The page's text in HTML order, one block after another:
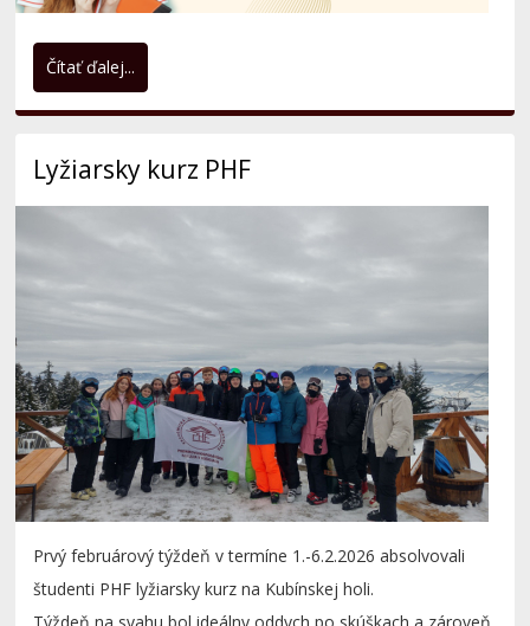
Prvý februárový týždeň v termíne 1.-6.2.2026 absolvovali
študenti PHF lyžiarsky kurz na Kubínskej holi.
Týždeň na svahu bol ideálny oddych po skúškach a zároveň
príprava na letný semester. 😄
Čítať ďalej...
Zimná univerziáda SR 2026 - záver